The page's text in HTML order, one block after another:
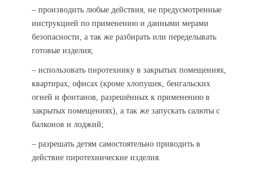
– производить любые действия, не предусмотренные
инструкцией по применению и данными мерами
безопасности, а так же разбирать или переделывать
готовые изделия;
– использовать пиротехнику в закрытых помещениях,
квартирах, офисах (кроме хлопушек, бенгальских
огней и фонтанов, разрешённых к применению в
закрытых помещениях), а так же запускать салюты с
балконов и лоджий;
– разрешать детям самостоятельно приводить в
действие пиротехнические изделия.